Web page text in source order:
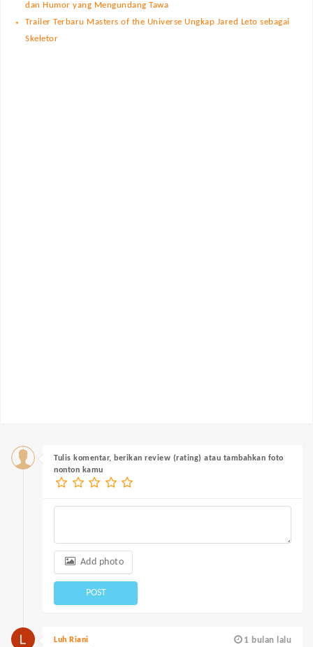
dan Humor yang Mengundang Tawa
Trailer Terbaru Masters of the Universe Ungkap Jared Leto sebagai
Skeletor
Tulis komentar, berikan review (rating) atau tambahkan foto
nonton kamu
Add photo
POST
1 bulan lalu
Luh Riani